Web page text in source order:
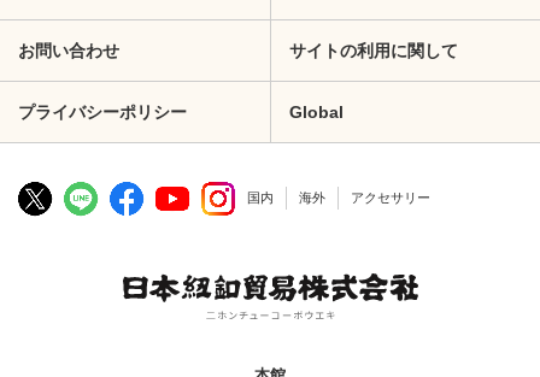
お問い合わせ サイトの利用に関して
プライバシーポリシー Global
国内 海外 アクセサリー